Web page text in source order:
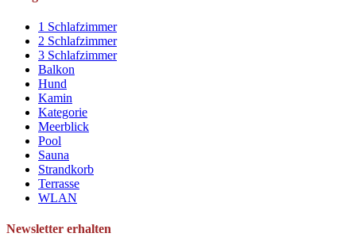
1 Schlafzimmer
2 Schlafzimmer
3 Schlafzimmer
Balkon
Hund
Kamin
Kategorie
Meerblick
Pool
Sauna
Strandkorb
Terrasse
WLAN
Newsletter erhalten